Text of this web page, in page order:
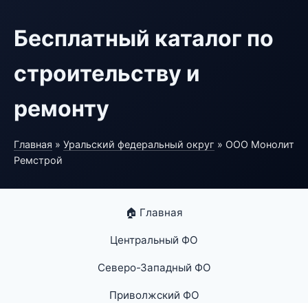
Бесплатный каталог по
строительству и
ремонту
Главная » Уральский федеральный округ » ООО Монолит
Ремстрой
🏠 Главная
Центральный ФО
Северо-Западный ФО
Приволжский ФО